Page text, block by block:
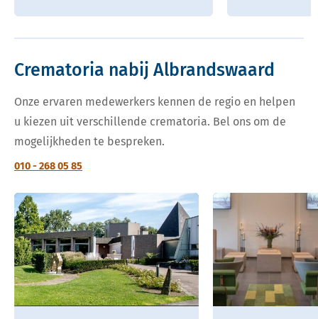
Crematoria nabij Albrandswaard
Onze ervaren medewerkers kennen de regio en helpen
u kiezen uit verschillende crematoria. Bel ons om de
mogelijkheden te bespreken.
010 - 268 05 85